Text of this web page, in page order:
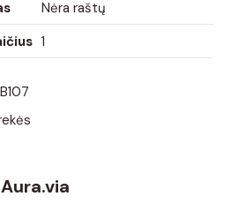
Nėra raštų
1